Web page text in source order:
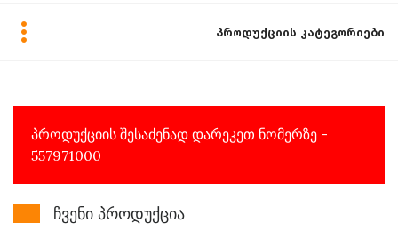
პროდუქციის კატეგორიები
პროდუქციის შესაძენად დარეკეთ ნომერზე -
557971000
ჩვენი პროდუქცია